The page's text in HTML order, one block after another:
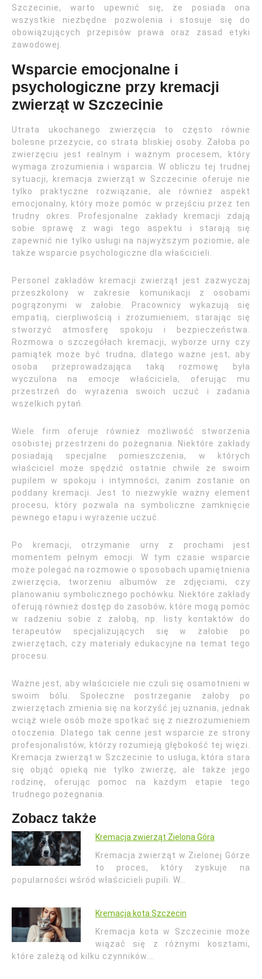
Szczecinie, warto upewnić się, że posiada ona
wszystkie niezbędne pozwolenia i stosuje się do
obowiązujących przepisów prawa oraz zasad etyki
zawodowej.
Wsparcie emocjonalne i
psychologiczne przy kremacji
zwierząt w Szczecinie
Utrata ukochanego zwierzęcia to często równie
bolesne przeżycie, co strata bliskiej osoby. Żałoba po
zwierzęciu jest realnym i ważnym procesem, który
wymaga zrozumienia i wsparcia. W obliczu tej trudnej
sytuacji, kremacja zwierząt w Szczecinie oferuje nie
tylko praktyczne rozwiązanie, ale również aspekt
emocjonalny, który może pomóc w przejściu przez ten
trudny okres. Profesjonalne zakłady kremacji zdają
sobie sprawę z wagi tego aspektu i starają się
zapewnić nie tylko usługi na najwyższym poziomie, ale
także wsparcie psychologiczne dla właścicieli.
Personel zakładów kremacji zwierząt jest zazwyczaj
przeszkolony w zakresie komunikacji z osobami
pogrążonymi w żałobie. Pracownicy wykazują się
empatią, cierpliwością i zrozumieniem, starając się
stworzyć atmosferę spokoju i bezpieczeństwa.
Rozmowa o szczegółach kremacji, wyborze urny czy
pamiątek może być trudna, dlatego ważne jest, aby
osoba przeprowadzająca taką rozmowę była
wyczulona na emocje właściciela, oferując mu
przestrzeń do wyrażenia swoich uczuć i zadania
wszelkich pytań.
Wiele firm oferuje również możliwość stworzenia
osobistej przestrzeni do pożegnania. Niektóre zakłady
posiadają specjalne pomieszczenia, w których
właściciel może spędzić ostatnie chwile ze swoim
pupilem w spokoju i intymności, zanim zostanie on
poddany kremacji. Jest to niezwykle ważny element
procesu, który pozwala na symboliczne zamknięcie
pewnego etapu i wyrażenie uczuć.
Po kremacji, otrzymanie urny z prochami jest
momentem pełnym emocji. W tym czasie wsparcie
może polegać na rozmowie o sposobach upamiętnienia
zwierzęcia, tworzeniu albumów ze zdjęciami, czy
planowaniu symbolicznego pochówku. Niektóre zakłady
oferują również dostęp do zasobów, które mogą pomóc
w radzeniu sobie z żałobą, np. listy kontaktów do
terapeutów specjalizujących się w żałobie po
zwierzętach, czy materiały edukacyjne na temat tego
procesu.
Ważne jest, aby właściciele nie czuli się osamotnieni w
swoim bólu. Społeczne postrzeganie żałoby po
zwierzętach zmienia się na korzyść jej uznania, jednak
wciąż wiele osób może spotkać się z niezrozumieniem
otoczenia. Dlatego tak cenne jest wsparcie ze strony
profesjonalistów, którzy rozumieją głębokość tej więzi.
Kremacja zwierząt w Szczecinie to usługa, która stara
się objąć opieką nie tylko zwierzę, ale także jego
rodzinę, oferując pomoc na każdym etapie tego
trudnego pożegnania.
Zobacz także
Kremacja zwierząt Zielona Góra
Kremacja zwierząt w Zielonej Górze
to proces, który zyskuje na
popularności wśród właścicieli pupili. W…
Kremacja kota Szczecin
Kremacja kota w Szczecinie może
wiązać się z różnymi kosztami,
które zależą od kilku czynników.…